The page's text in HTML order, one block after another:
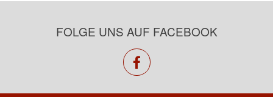
FOLGE UNS AUF FACEBOOK
facebook